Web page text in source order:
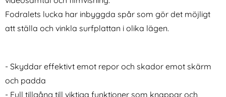
Fodralets lucka har inbyggda spår som gör det möjligt
att ställa och vinkla surfplattan i olika lägen.
- Skyddar effektivt emot repor och skador emot skärm
och padda
- Full tillgång till viktiga funktioner som knappar och